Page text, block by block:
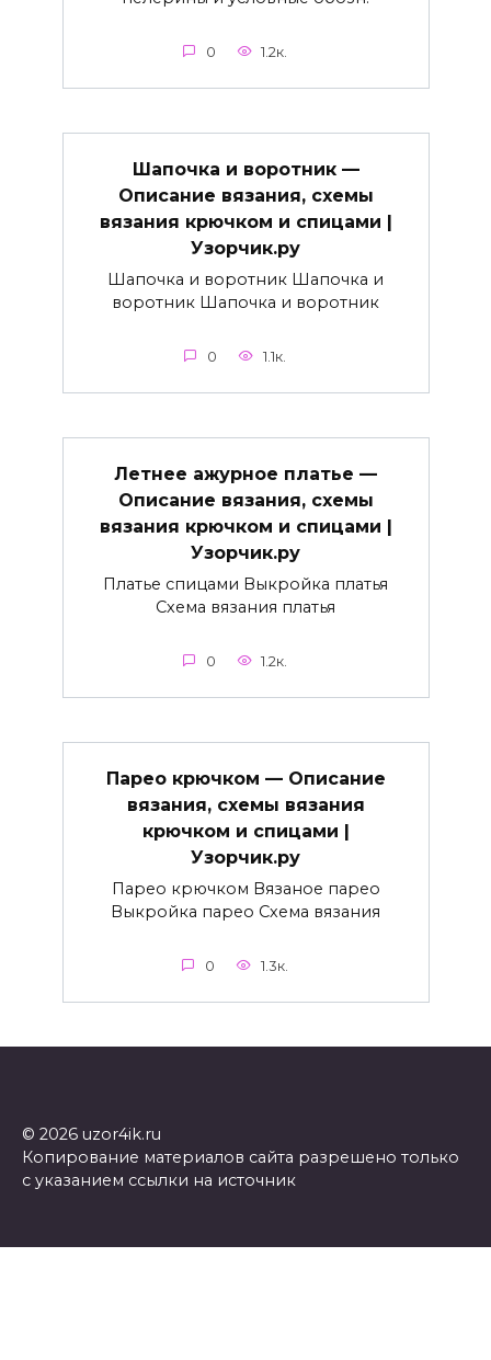
0 1.2к.
Шапочка и воротник —
Описание вязания, схемы
вязания крючком и спицами |
Узорчик.ру
Шапочка и воротник Шапочка и
воротник Шапочка и воротник
0 1.1к.
Летнее ажурное платье —
Описание вязания, схемы
вязания крючком и спицами |
Узорчик.ру
Платье спицами Выкройка платья
Схема вязания платья
0 1.2к.
Парео крючком — Описание
вязания, схемы вязания
крючком и спицами |
Узорчик.ру
Парео крючком Вязаное парео
Выкройка парео Схема вязания
0 1.3к.
© 2026 uzor4ik.ru
Копирование материалов сайта разрешено только
с указанием ссылки на источник